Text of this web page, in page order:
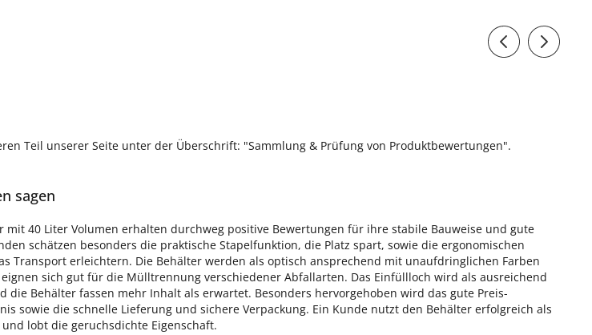
Teil unserer Seite unter der Überschrift: "Sammlung & Prüfung von Produktbewertungen".
sagen
mit 40 Liter Volumen erhalten durchweg positive Bewertungen für ihre stabile Bauweise und gute
schätzen besonders die praktische Stapelfunktion, die Platz spart, sowie die ergonomischen
Transport erleichtern. Die Behälter werden als optisch ansprechend mit unaufdringlichen Farben
sich gut für die Mülltrennung verschiedener Abfallarten. Das Einfüllloch wird als ausreichend
die Behälter fassen mehr Inhalt als erwartet. Besonders hervorgehoben wird das gute Preis-
sowie die schnelle Lieferung und sichere Verpackung. Ein Kunde nutzt den Behälter erfolgreich als
lobt die geruchsdichte Eigenschaft.